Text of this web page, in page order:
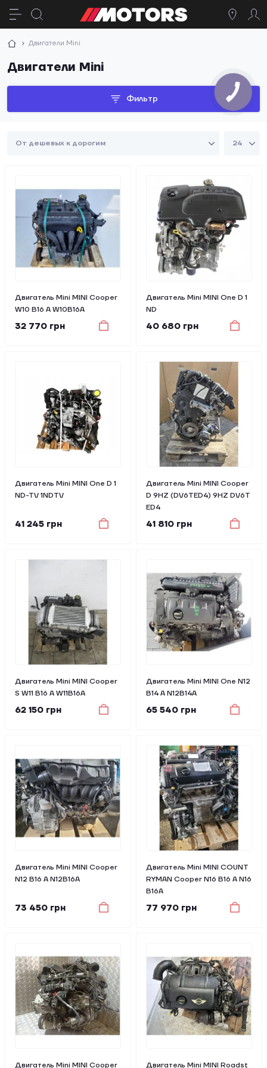
Двигатели Mini
Двигатели Mini
Фильтр
Двигатель Mini MINI Cooper
W10 B16 A W10B16A
32 770 грн
Двигатель Mini MINI One D 1
ND
40 680 грн
Двигатель Mini MINI One D 1
ND-TV 1NDTV
41 245 грн
Двигатель Mini MINI Cooper
D 9HZ (DV6TED4) 9HZ DV6T
ED4
41 810 грн
Двигатель Mini MINI Cooper
S W11 B16 A W11B16A
62 150 грн
Двигатель Mini MINI One N12
B14 A N12B14A
65 540 грн
Двигатель Mini MINI Cooper
N12 B16 A N12B16A
73 450 грн
Двигатель Mini MINI COUNT
RYMAN Cooper N16 B16 A N16
B16A
77 970 грн
Двигатель Mini MINI Cooper Двигатель Mini MINI Roadst